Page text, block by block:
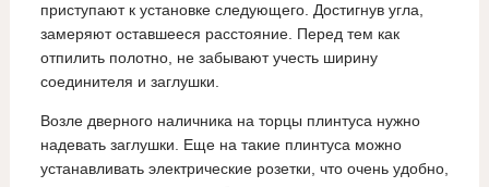
приступают к установке следующего. Достигнув угла,
замеряют оставшееся расстояние. Перед тем как
отпилить полотно, не забывают учесть ширину
соединителя и заглушки.
Возле дверного наличника на торцы плинтуса нужно
надевать заглушки. Еще на такие плинтуса можно
устанавливать электрические розетки, что очень удобно,